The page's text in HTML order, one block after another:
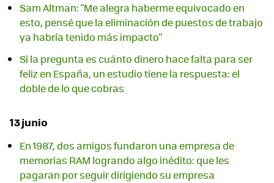
Sam Altman: "Me alegra haberme equivocado en
esto, pensé que la eliminación de puestos de trabajo
ya habría tenido más impacto"
Si la pregunta es cuánto dinero hace falta para ser
feliz en España, un estudio tiene la respuesta: el
doble de lo que cobras
13 junio
En 1987, dos amigos fundaron una empresa de
memorias RAM logrando algo inédito: que les
pagaran por seguir dirigiendo su empresa